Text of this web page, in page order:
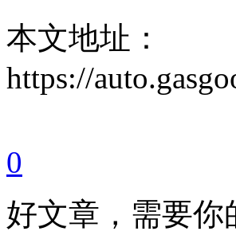
本文地址：
https://
0
好文章，需要你